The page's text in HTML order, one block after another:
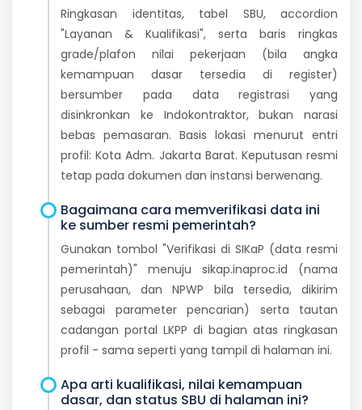
Ringkasan identitas, tabel SBU, accordion
"Layanan & Kualifikasi", serta baris ringkas
grade/plafon nilai pekerjaan (bila angka
kemampuan dasar tersedia di register)
bersumber pada data registrasi yang
disinkronkan ke Indokontraktor, bukan narasi
bebas pemasaran. Basis lokasi menurut entri
profil: Kota Adm. Jakarta Barat. Keputusan resmi
tetap pada dokumen dan instansi berwenang.
Bagaimana cara memverifikasi data ini
ke sumber resmi pemerintah?
Gunakan tombol "Verifikasi di SIKaP (data resmi
pemerintah)" menuju sikap.inaproc.id (nama
perusahaan, dan NPWP bila tersedia, dikirim
sebagai parameter pencarian) serta tautan
cadangan portal LKPP di bagian atas ringkasan
profil - sama seperti yang tampil di halaman ini.
Apa arti kualifikasi, nilai kemampuan
dasar, dan status SBU di halaman ini?